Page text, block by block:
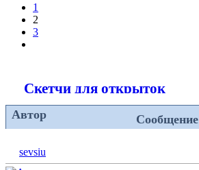
1
2
3
Скетчи для открыток
Автор Сообщение
sevsiu